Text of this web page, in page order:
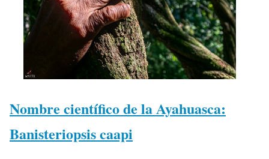
Nombre científico de la Ayahuasca:
Banisteriopsis caapi